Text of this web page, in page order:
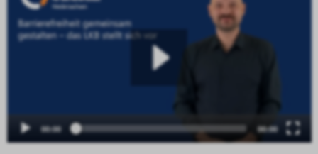
00:00 00:00